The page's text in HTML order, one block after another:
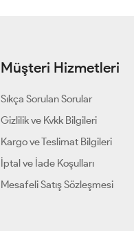
Müşteri Hizmetleri
Sıkça Sorulan Sorular
Gizlilik ve Kvkk Bilgileri
Kargo ve Teslimat Bilgileri
İptal ve İade Koşulları
Mesafeli Satış Sözleşmesi